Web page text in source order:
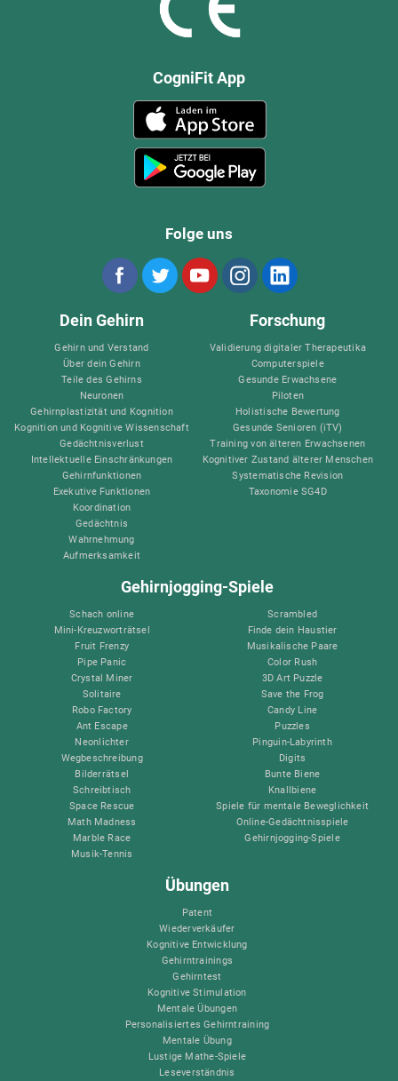
CogniFit App
Folge uns
Dein Gehirn
Gehirn und Verstand
Über dein Gehirn
Teile des Gehirns
Neuronen
Gehirnplastizität und Kognition
Kognition und Kognitive Wissenschaft
Gedächtnisverlust
Intellektuelle Einschränkungen
Gehirnfunktionen
Exekutive Funktionen
Koordination
Gedächtnis
Wahrnehmung
Aufmerksamkeit
Forschung
Validierung digitaler Therapeutika
Computerspiele
Gesunde Erwachsene
Piloten
Holistische Bewertung
Gesunde Senioren (iTV)
Training von älteren Erwachsenen
Kognitiver Zustand älterer Menschen
Systematische Revision
Taxonomie SG4D
Gehirnjogging-Spiele
Schach online
Mini-Kreuzworträtsel
Fruit Frenzy
Pipe Panic
Crystal Miner
Solitaire
Robo Factory
Ant Escape
Neonlichter
Wegbeschreibung
Bilderrätsel
Schreibtisch
Space Rescue
Math Madness
Marble Race
Musik-Tennis
Scrambled
Finde dein Haustier
Musikalische Paare
Color Rush
3D Art Puzzle
Save the Frog
Candy Line
Puzzles
Pinguin-Labyrinth
Digits
Bunte Biene
Knallbiene
Spiele für mentale Beweglichkeit
Online-Gedächtnisspiele
Gehirnjogging-Spiele
Übungen
Patent
Wiederverkäufer
Kognitive Entwicklung
Gehirntrainings
Gehirntest
Kognitive Stimulation
Mentale Übungen
Personalisiertes Gehirntraining
Mentale Übung
Lustige Mathe-Spiele
Leseverständnis